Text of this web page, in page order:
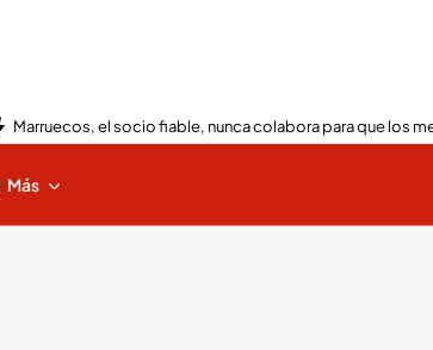
Marruecos, el socio fiable, nunca colabora para que los
Más